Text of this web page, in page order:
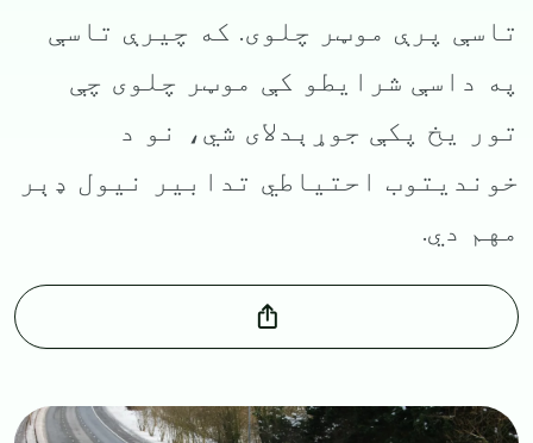
تاسې پرې موټر چلوی. که چیرې تاسې
په داسې شرایطو کې موټر چلوی چې
تور یخ پکې جوړېدلای شي، نو د
خوندیتوب احتیاطي تدابیر نیول ډېر
مهم دي.
Image